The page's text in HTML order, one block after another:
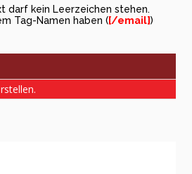
darf kein Leerzeichen stehen.
Tag-Namen haben ([/email])